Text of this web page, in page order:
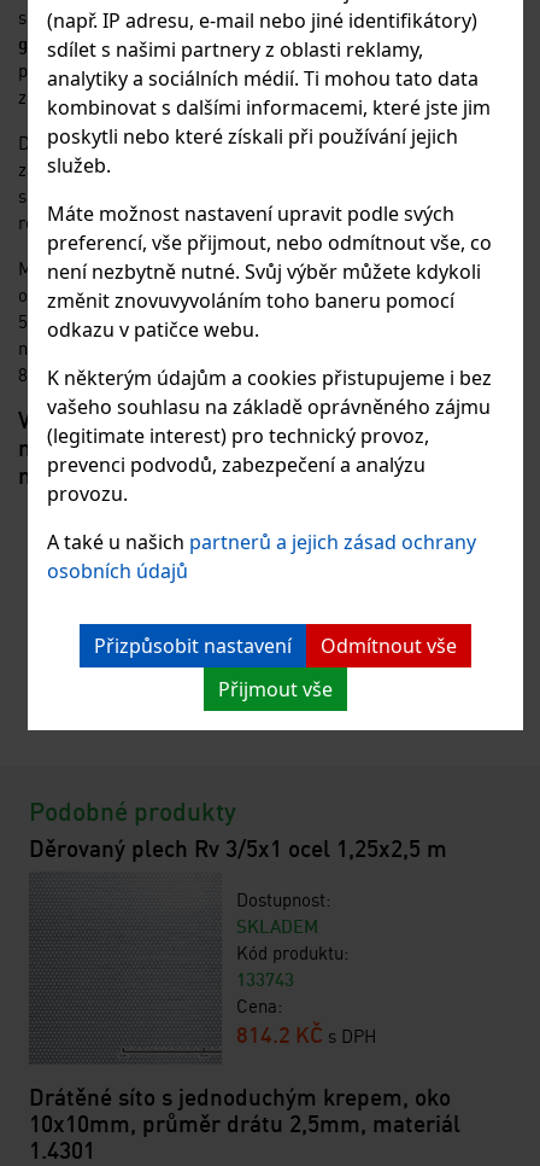
(např. IP adresu, e-mail nebo jiné identifikátory)
sdílet s našimi partnery z oblasti reklamy,
analytiky a sociálních médií. Ti mohou tato data
kombinovat s dalšími informacemi, které jste jim
poskytli nebo které získali při používání jejich
služeb.
Máte možnost nastavení upravit podle svých
preferencí, vše přijmout, nebo odmítnout vše, co
není nezbytně nutné. Svůj výběr můžete kdykoli
změnit znovuvyvoláním toho baneru pomocí
odkazu v patičce webu.
K některým údajům a cookies přistupujeme i bez
vašeho souhlasu na základě oprávněného zájmu
(legitimate interest) pro technický provoz,
prevenci podvodů, zabezpečení a analýzu
provozu.
A také u našich partnerů a jejich zásad ochrany
osobních údajů
Přizpůsobit nastavení
Odmítnout vše
Přijmout vše
spirál.Spirályse krouživým pohybem provlečou první řadou ok
gabionových sítí, na všech spojovaných hranách, tím se vytvoří
pevný spoj.Spirály se vyrábí o cca 10 cm delší, aby se na konci
zahnuly a zabránilo se tak samovolnému rozpojení.
Dále jsou při montáži potřeba takégabionová táhla, která
zajišťují stabilitu
spojují dvě protilehlé strany koše, nebo se fixace provádí přes
roh. Doporučujeme 4 ks táhel na 1 m3.
Materiál použitý na výrobugabionových sítí, spirál i táhelje
ocelový drát, pozinkovaný slitinouGALFAN(AL+ZN ->
5%+95%). Tato slitina patří v současnosti k jedné z
nejkvalitnějších povrchových úprav z pohledu životnosti (až cca
80 let).
V případě zájmu vyplňte poptávkový formulář
nebo pište poptávku přímo na e-
mail:petakova@eurositex.cz.
Podobné produkty
Děrovaný plech Rv 3/5x1 ocel 1,25x2,5 m
Dostupnost:
SKLADEM
Kód produktu:
133743
Cena:
814.2 KČ s DPH
Drátěné síto s jednoduchým krepem, oko
10x10mm, průměr drátu 2,5mm, materiál
1.4301